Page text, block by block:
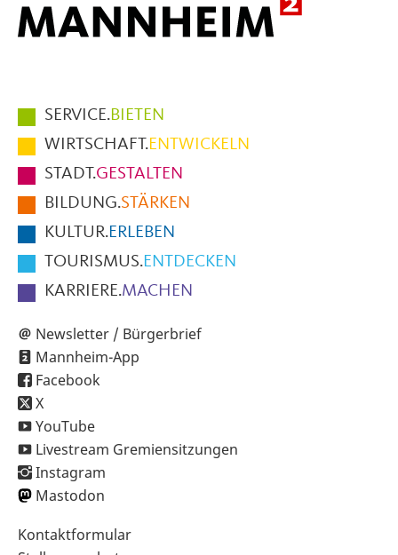
Hauptmenüpunkte
im
Fußbereich
der
Seite
SERVICE.BIETEN
WIRTSCHAFT.ENTWICKELN
STADT.GESTALTEN
BILDUNG.STÄRKEN
KULTUR.ERLEBEN
TOURISMUS.ENTDECKEN
KARRIERE.MACHEN
Newsletter / Bürgerbrief
Mannheim-App
Facebook
X
YouTube
Livestream Gremiensitzungen
Instagram
Mastodon
Sekundärnavigation
Kontaktformular